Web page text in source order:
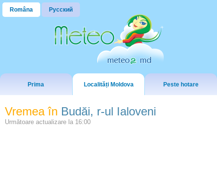
Româna Русский
Prima Localități Moldova Peste hotare
Vremea în Budăi, r-ul Ialoveni
Următoare actualizare la 16:00